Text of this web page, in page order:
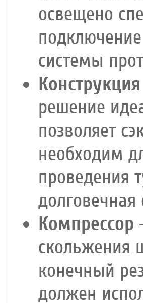
освещено
системы
Конструкция
решение
позволяет
необходим
проведения
Компрессор
скольжения
конечный
должен